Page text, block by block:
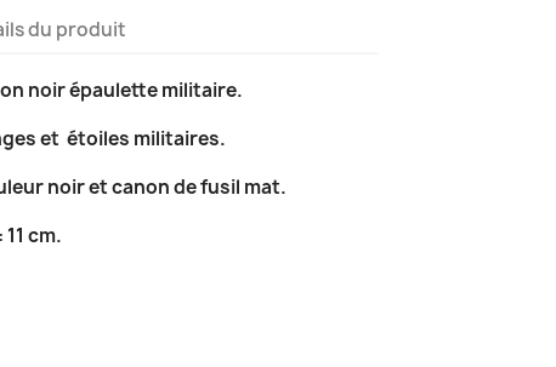
du produit
noir épaulette militaire.
et étoiles militaires.
noir et canon de fusil mat.
cm.